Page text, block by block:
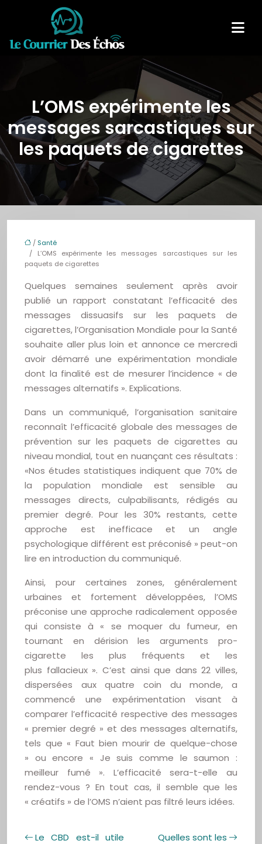
L’OMS expérimente les
messages sarcastiques sur
les paquets de cigarettes
/ Santé
/ L’OMS expérimente les messages sarcastiques sur les
paquets de cigarettes
Quelques semaines seulement après avoir
publié un rapport constatant l’efficacité des
messages dissuasifs sur les paquets de
cigarettes, l’Organisation Mondiale pour la Santé
souhaite aller plus loin et annonce ce mercredi
avoir démarré une expérimentation mondiale
dont la finalité est de mesurer l’incidence « de
messages alternatifs ». Explications.
Dans un communiqué, l’organisation sanitaire
reconnaît l’efficacité globale des messages de
prévention sur les paquets de cigarettes au
niveau mondial, tout en nuançant ces résultats :
«Nos études statistiques indiquent que 70% de
la population mondiale est sensible au
messages directs, culpabilisants, rédigés au
premier degré. Pour les 30% restants, cette
approche est inefficace et un angle
psychologique différent est préconisé » peut-on
lire en introduction du communiqué.
Ainsi, pour certaines zones, généralement
urbaines et fortement développées, l’OMS
préconise une approche radicalement opposée
qui consiste à « se moquer du fumeur, en
tournant en dérision les arguments pro-
cigarette les plus fréquents et les
plus fallacieux ». C’est ainsi que dans 22 villes,
dispersées aux quatre coin du monde, a
commencé une expérimentation visant à
comparer l’efficacité respective des messages
« premier degré » et des messages alternatifs,
tels que « Faut bien mourir de quelque-chose
» ou encore « Je suis comme le saumon :
meilleur fumé ». L’efficacité sera-t-elle au
rendez-vous ? En tout cas, il semble que les
« créatifs » de l’OMS n’aient pas filtré leurs idées.
Le CBD est-il utile
Quelles sont les